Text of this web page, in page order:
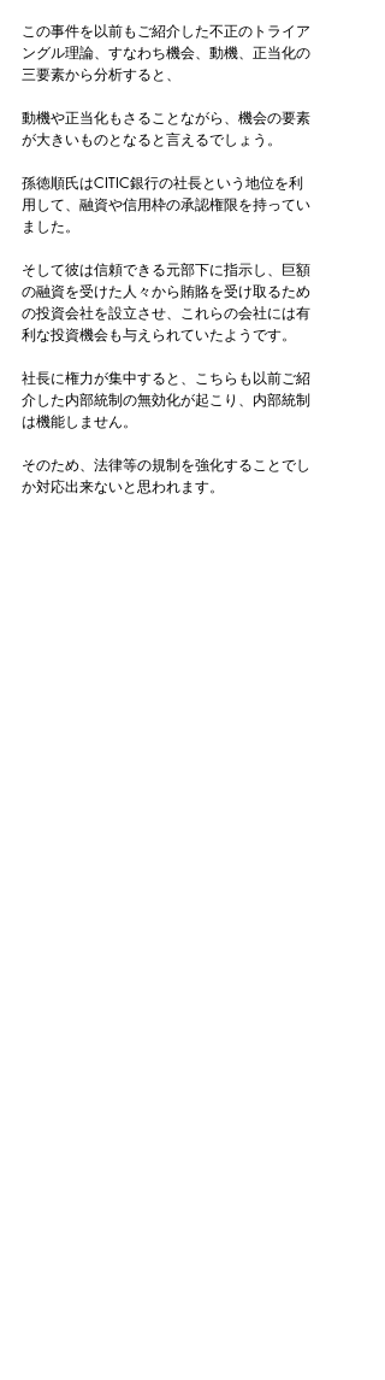
この事件を以前もご紹介した不正のトライア
ングル理論、すなわち機会、動機、正当化の
三要素から分析すると、
動機や正当化もさることながら、機会の要素
が大きいものとなると言えるでしょう。
孫徳順氏はCITIC銀行の社長という地位を利
用して、融資や信用枠の承認権限を持ってい
ました。
そして彼は信頼できる元部下に指示し、巨額
の融資を受けた人々から賄賂を受け取るため
の投資会社を設立させ、これらの会社には有
利な投資機会も与えられていたようです。
社長に権力が集中すると、こちらも以前ご紹
介した内部統制の無効化が起こり、内部統制
は機能しません。
そのため、法律等の規制を強化することでし
か対応出来ないと思われます。